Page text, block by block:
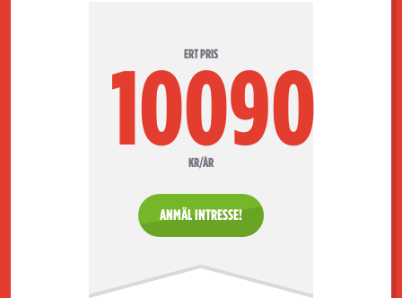
ERT PRIS
10090
KR/ÅR
ANMÄL INTRESSE!